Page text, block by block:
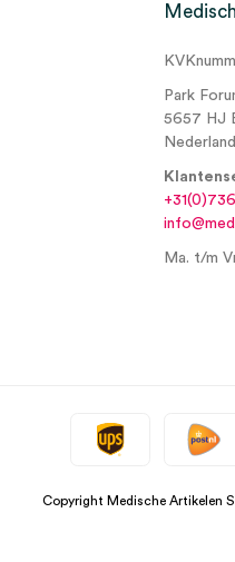
Park
5657 HJ
Nederland
Ma. t/m
Copyright Medische Artikelen